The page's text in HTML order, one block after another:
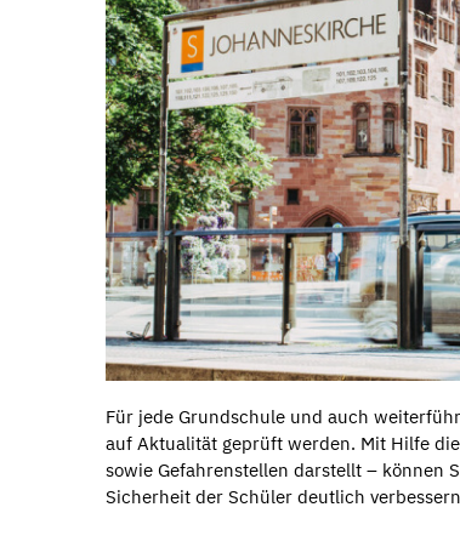
Für jede Grundschule und auch
auf Aktualität geprüft werden. Mit Hilfe
sowie Gefahrenstellen darstellt – können
Sicherheit der Schüler deutlich